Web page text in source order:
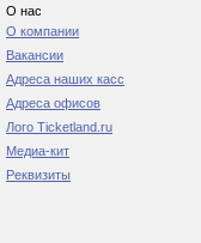
О нас
О компании
Вакансии
Адреса наших касс
Адреса офисов
Лого Ticketland.ru
Медиа-кит
Реквизиты